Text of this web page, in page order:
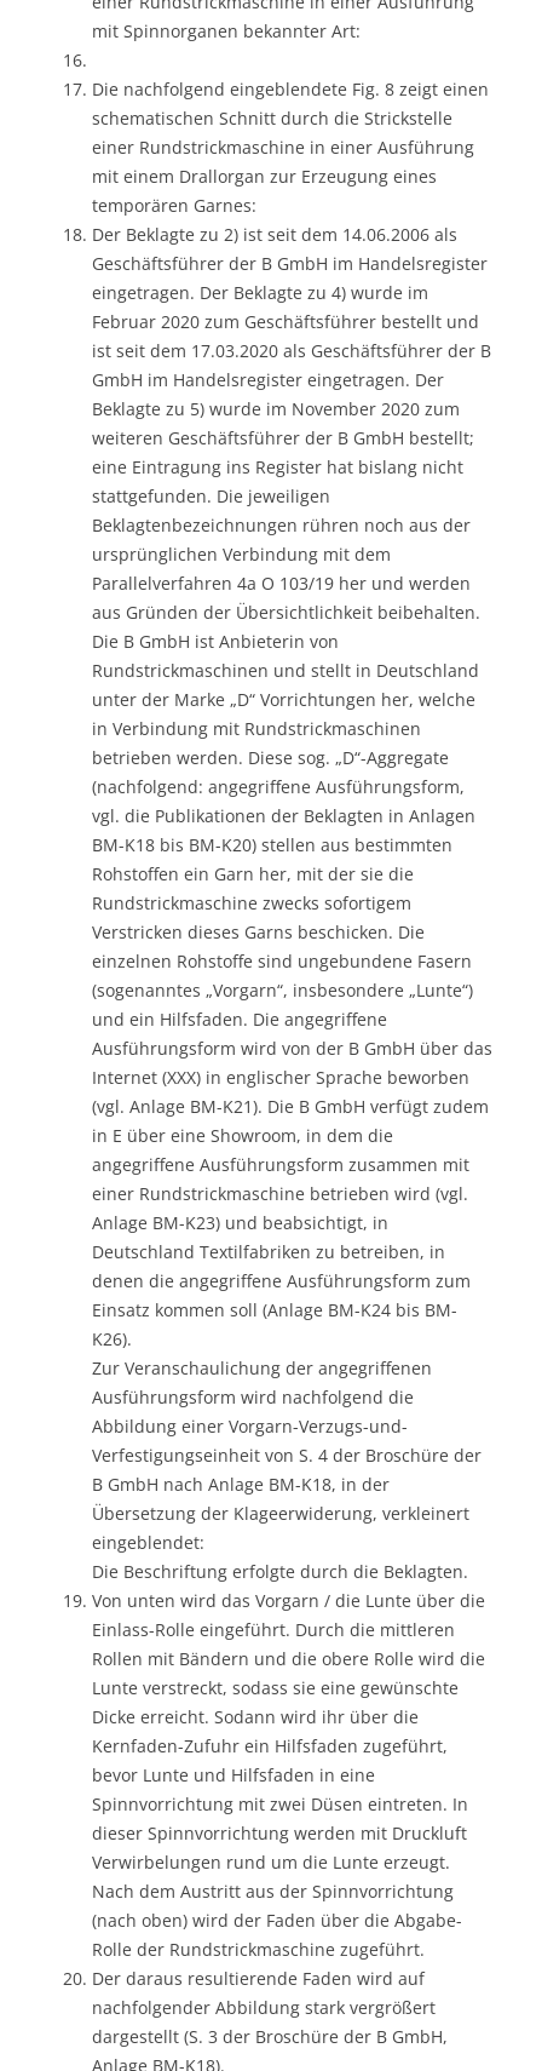
mit Spinnorganen bekannter Art:
Die nachfolgend eingeblendete Fig. 8 zeigt einen
schematischen Schnitt durch die Strickstelle
einer Rundstrickmaschine in einer Ausführung
mit einem Drallorgan zur Erzeugung eines
temporären Garnes:
Der Beklagte zu 2) ist seit dem 14.06.2006 als
Geschäftsführer der B GmbH im Handelsregister
eingetragen. Der Beklagte zu 4) wurde im
Februar 2020 zum Geschäftsführer bestellt und
ist seit dem 17.03.2020 als Geschäftsführer der B
GmbH im Handelsregister eingetragen. Der
Beklagte zu 5) wurde im November 2020 zum
weiteren Geschäftsführer der B GmbH bestellt;
eine Eintragung ins Register hat bislang nicht
stattgefunden. Die jeweiligen
Beklagtenbezeichnungen rühren noch aus der
ursprünglichen Verbindung mit dem
Parallelverfahren 4a O 103/19 her und werden
aus Gründen der Übersichtlichkeit beibehalten.
Die B GmbH ist Anbieterin von
Rundstrickmaschinen und stellt in Deutschland
unter der Marke „D“ Vorrichtungen her, welche
in Verbindung mit Rundstrickmaschinen
betrieben werden. Diese sog. „D“-Aggregate
(nachfolgend: angegriffene Ausführungsform,
vgl. die Publikationen der Beklagten in Anlagen
BM-K18 bis BM-K20) stellen aus bestimmten
Rohstoffen ein Garn her, mit der sie die
Rundstrickmaschine zwecks sofortigem
Verstricken dieses Garns beschicken. Die
einzelnen Rohstoffe sind ungebundene Fasern
(sogenanntes „Vorgarn“, insbesondere „Lunte“)
und ein Hilfsfaden. Die angegriffene
Ausführungsform wird von der B GmbH über das
Internet (XXX) in englischer Sprache beworben
(vgl. Anlage BM-K21). Die B GmbH verfügt zudem
in E über eine Showroom, in dem die
angegriffene Ausführungsform zusammen mit
einer Rundstrickmaschine betrieben wird (vgl.
Anlage BM-K23) und beabsichtigt, in
Deutschland Textilfabriken zu betreiben, in
denen die angegriffene Ausführungsform zum
Einsatz kommen soll (Anlage BM-K24 bis BM-
K26).
Zur Veranschaulichung der angegriffenen
Ausführungsform wird nachfolgend die
Abbildung einer Vorgarn-Verzugs-und-
Verfestigungseinheit von S. 4 der Broschüre der
B GmbH nach Anlage BM-K18, in der
Übersetzung der Klageerwiderung, verkleinert
eingeblendet:
Die Beschriftung erfolgte durch die Beklagten.
Von unten wird das Vorgarn / die Lunte über die
Einlass-Rolle eingeführt. Durch die mittleren
Rollen mit Bändern und die obere Rolle wird die
Lunte verstreckt, sodass sie eine gewünschte
Dicke erreicht. Sodann wird ihr über die
Kernfaden-Zufuhr ein Hilfsfaden zugeführt,
bevor Lunte und Hilfsfaden in eine
Spinnvorrichtung mit zwei Düsen eintreten. In
dieser Spinnvorrichtung werden mit Druckluft
Verwirbelungen rund um die Lunte erzeugt.
Nach dem Austritt aus der Spinnvorrichtung
(nach oben) wird der Faden über die Abgabe-
Rolle der Rundstrickmaschine zugeführt.
Der daraus resultierende Faden wird auf
nachfolgender Abbildung stark vergrößert
dargestellt (S. 3 der Broschüre der B GmbH,
Anlage BM-K18).